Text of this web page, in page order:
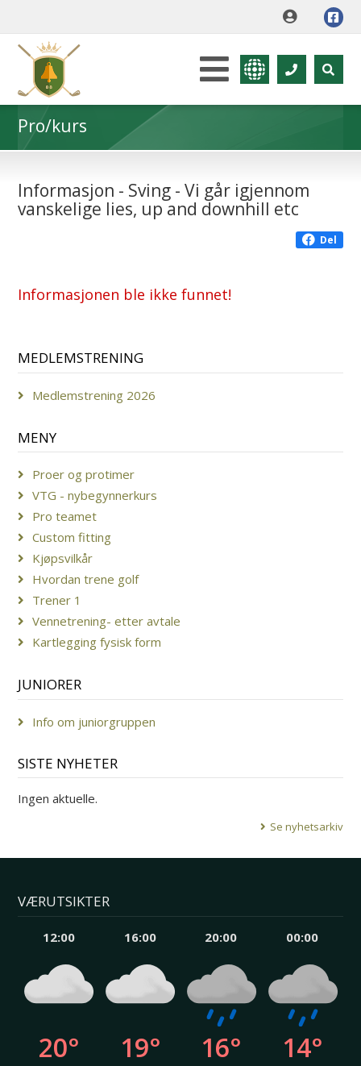
Pro/kurs
Informasjon - Sving - Vi går igjennom
vanskelige lies, up and downhill etc
Del
Informasjonen ble ikke funnet!
MEDLEMSTRENING
Medlemstrening 2026
MENY
Proer og protimer
VTG - nybegynnerkurs
Pro teamet
Custom fitting
Kjøpsvilkår
Hvordan trene golf
Trener 1
Vennetrening- etter avtale
Kartlegging fysisk form
JUNIORER
Info om juniorgruppen
SISTE NYHETER
Ingen aktuelle.
Se nyhetsarkiv
VÆRUTSIKTER
12:00
20°
16:00
19°
20:00
16°
00:00
14°